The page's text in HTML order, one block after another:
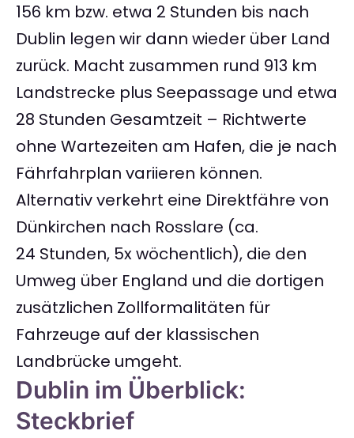
156 km bzw. etwa 2 Stunden bis nach
Dublin legen wir dann wieder über Land
zurück. Macht zusammen rund 913 km
Landstrecke plus Seepassage und etwa
28 Stunden Gesamtzeit – Richtwerte
ohne Wartezeiten am Hafen, die je nach
Fährfahrplan variieren können.
Alternativ verkehrt eine Direktfähre von
Dünkirchen nach Rosslare (ca.
24 Stunden, 5x wöchentlich), die den
Umweg über England und die dortigen
zusätzlichen Zollformalitäten für
Fahrzeuge auf der klassischen
Landbrücke umgeht.
Dublin im Überblick:
Steckbrief